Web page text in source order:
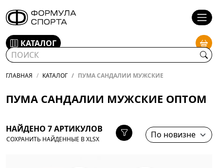
КАТАЛОГ
ГЛАВНАЯ КАТАЛОГ ПУМА САНДАЛИИ МУЖСКИЕ
ПУМА САНДАЛИИ МУЖСКИЕ ОПТОМ
НАЙДЕНО 7 АРТИКУЛОВ
СОХРАНИТЬ НАЙДЕННЫЕ В XLSX